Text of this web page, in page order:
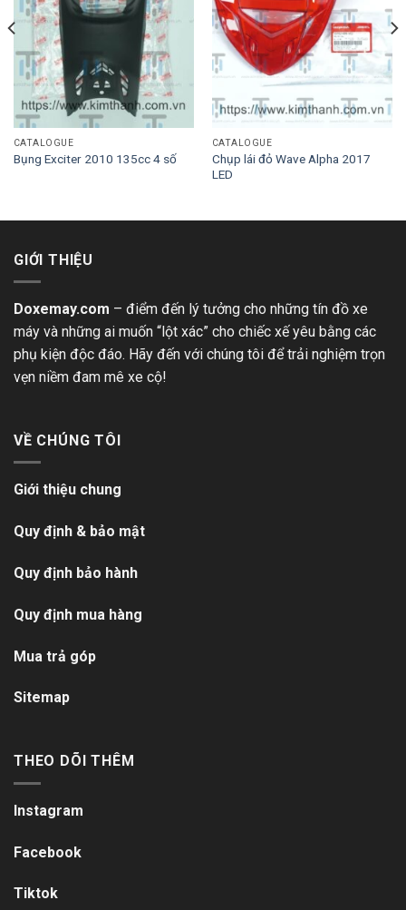
CATALOGUE
Bụng Exciter 2010 135cc 4 số
CATALOGUE
Chụp lái đỏ Wave Alpha 2017
LED
GIỚI THIỆU
Doxemay.com – điểm đến lý tưởng cho những tín đồ xe
máy và những ai muốn “lột xác” cho chiếc xế yêu bằng các
phụ kiện độc đáo. Hãy đến với chúng tôi để trải nghiệm trọn
vẹn niềm đam mê xe cộ!
VỀ CHÚNG TÔI
Giới thiệu chung
Quy định & bảo mật
Quy định bảo hành
Quy định mua hàng
Mua trả góp
Sitemap
THEO DÕI THÊM
Instagram
Facebook
Tiktok